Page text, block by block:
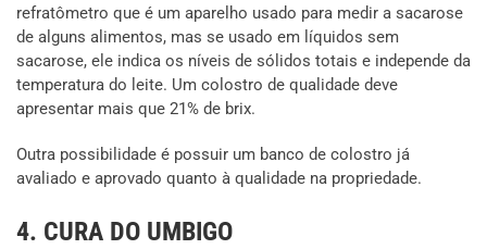
refratômetro que é um aparelho usado para medir a sacarose
de alguns alimentos, mas se usado em líquidos sem
sacarose, ele indica os níveis de sólidos totais e independe da
temperatura do leite. Um colostro de qualidade deve
apresentar mais que 21% de brix.
Outra possibilidade é possuir um banco de colostro já
avaliado e aprovado quanto à qualidade na propriedade.
4. CURA DO UMBIGO